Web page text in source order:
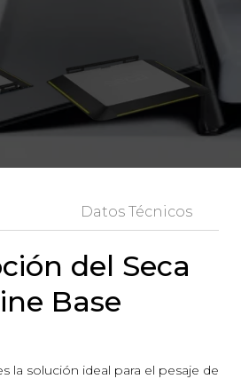
Datos Técnicos
del Seca
Base
la solución ideal para el pesaje de